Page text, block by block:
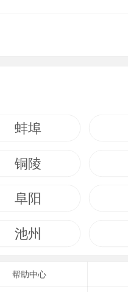
蚌埠
铜陵
阜阳
池州
帮助中心